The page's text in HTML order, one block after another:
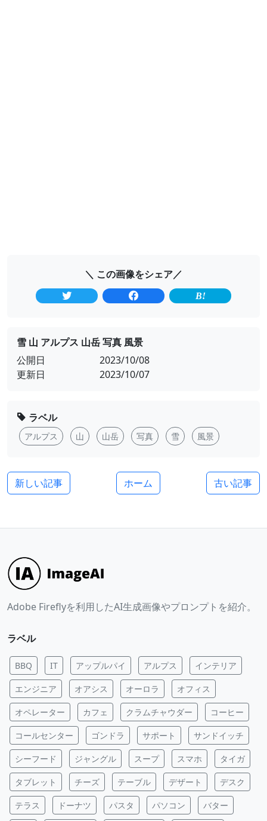
＼ この画像をシェア／
雪 山 アルプス 山岳 写真 風景
公開日
2023/10/08
更新日
2023/10/07
ラベル
アルプス 山 山岳 写真 雪 風景
新しい記事 ホーム 古い記事
Adobe Fireflyを利用したAI生成画像やプロンプトを紹介。
ラベル
BBQ IT アップルパイ アルプス インテリア
エンジニア オアシス オーロラ オフィス
オペレーター カフェ クラムチャウダー コーヒー
コールセンター ゴンドラ サポート サンドイッチ
シーフード ジャングル スープ スマホ タイガ
タブレット チーズ テーブル デザート デスク
テラス ドーナツ パスタ パソコン バター